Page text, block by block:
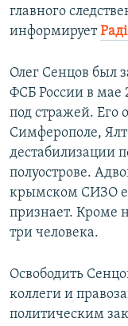
главного
информирует
Олег Сенцов был
ФСБ России в мае
под стражей. Его
Симферополе,
дестабилизации
полуострове.
крымском СИЗО
признает. Кроме
три человека.
Освободить
коллеги и
политическим